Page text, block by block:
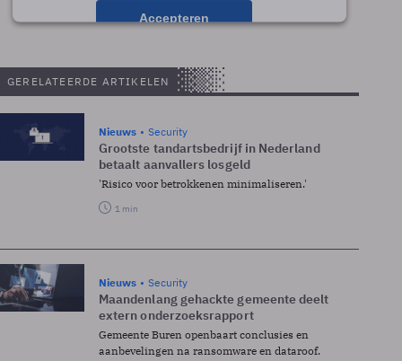
Accepteren
Platform
GERELATEERDE ARTIKELEN
Nieuws Security
Grootste tandartsbedrijf in Nederland
betaalt aanvallers losgeld
'Risico voor betrokkenen minimaliseren.'
1 min
Nieuws Security
Maandenlang gehackte gemeente deelt
extern onderzoeksrapport
Gemeente Buren openbaart conclusies en
aanbevelingen na ransomware en dataroof.